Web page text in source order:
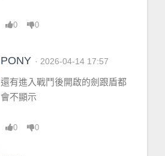
0 0
PONY · 2026-04-14 17:57
還有進入戰鬥後開啟的劍跟盾都
會不顯示
0 0